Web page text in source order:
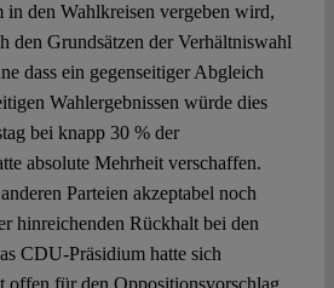
in den Wahlkreisen vergeben wird,
den Grundsätzen der Verhältniswahl
dass ein gegenseitiger Abgleich
Wahlergebnissen würde dies
bei knapp 30 % der
absolute Mehrheit verschaffen.
Parteien akzeptabel noch
hinreichenden Rückhalt bei den
CDU-Präsidium hatte sich
offen für den Oppositionsvorschlag